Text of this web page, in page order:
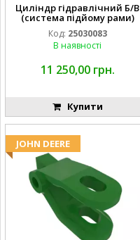
Циліндр гідравлічний Б/В
(система підйому рами)
3X8 87423768
Код: 25030083
В наявності
11 250,00 грн.
Купити
JOHN DEERE